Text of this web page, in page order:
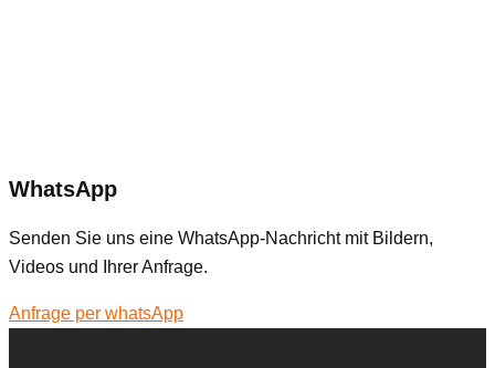
WhatsApp
Senden Sie uns eine WhatsApp-Nachricht mit Bildern,
Videos und Ihrer Anfrage.
Anfrage per whatsApp